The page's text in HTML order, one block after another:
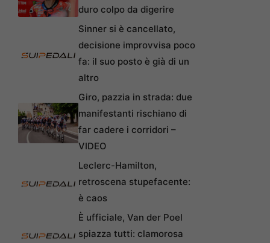
duro colpo da digerire
Sinner si è cancellato,
decisione improvvisa poco
fa: il suo posto è già di un
altro
Giro, pazzia in strada: due
manifestanti rischiano di
far cadere i corridori –
VIDEO
Leclerc-Hamilton,
retroscena stupefacente:
è caos
È ufficiale, Van der Poel
spiazza tutti: clamorosa